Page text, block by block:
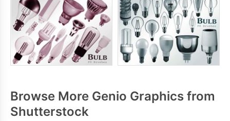
Browse More Genio Graphics from
Shutterstock